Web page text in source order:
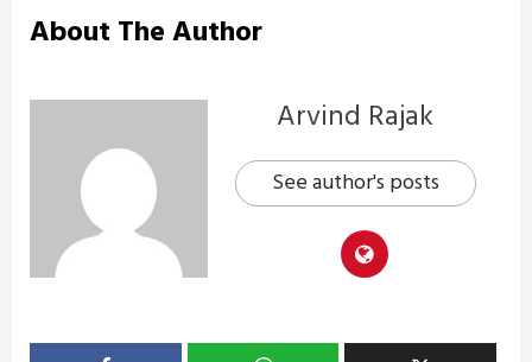
About The Author
Arvind Rajak
See author's posts